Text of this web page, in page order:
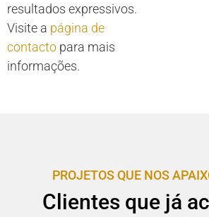
resultados expressivos.
Visite a página de
contacto para mais
informações.
PROJETOS QUE NOS
Clientes que já